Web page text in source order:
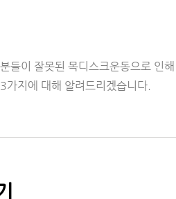
들이 잘못된 목디스크운동으로 인
가지에 대해 알려드리겠습니다.